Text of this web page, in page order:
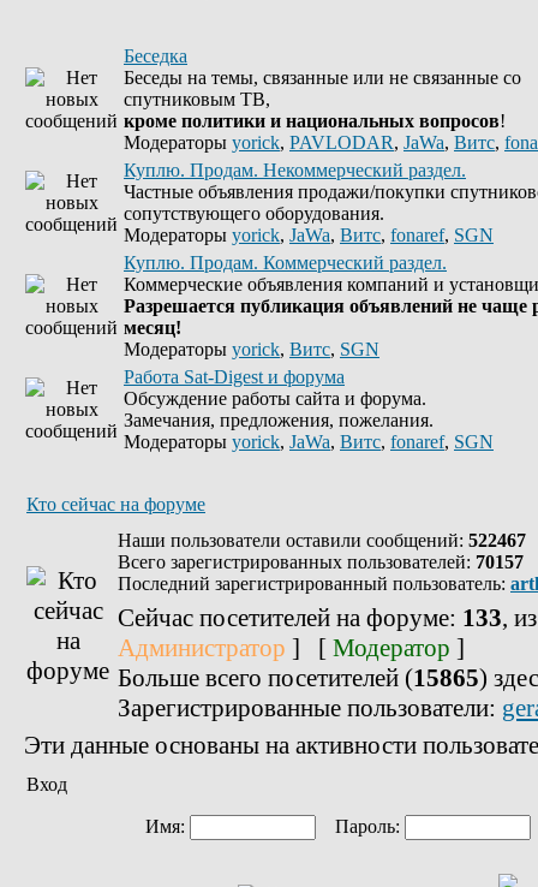
Беседка
Беседы на темы, связанные или не связанные со
спутниковым ТВ,
кроме политики и национальных вопросов!
Модераторы yorick, PAVLODAR, JaWa, Витс,
Куплю. Продам. Некоммерческий раздел.
Частные объявления продажи/покупки
сопутствующего оборудования.
Модераторы yorick, JaWa, Витс, fonaref, SGN
Куплю. Продам. Коммерческий раздел.
Коммерческие объявления компаний и
Разрешается публикация объявлений не чаще
месяц!
Модераторы yorick, Витс, SGN
Работа Sat-Digest и форума
Обсуждение работы сайта и форума.
Замечания, предложения, пожелания.
Модераторы yorick, JaWa, Витс, fonaref, SGN
Кто сейчас на форуме
Наши пользователи оставили сообщений: 522467
Всего зарегистрированных пользователей: 70157
Последний зарегистрированный пользователь:
Сейчас посетителей на форуме: 133,
Администратор ] [ Модератор ]
Больше всего посетителей (15865)
Зарегистрированные пользователи:
Эти данные основаны на активности
Вход
Имя: Пароль: